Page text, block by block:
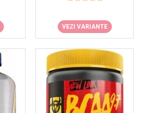
VEZI VARIANTE